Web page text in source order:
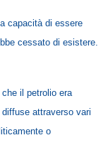
capacità di essere
cessato di esistere.
il petrolio era
attraverso vari
o